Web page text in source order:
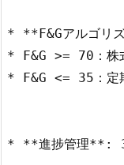
* **F&Gアルゴリ
* F&G >= 70：株
* F&G <= 35：定
* **進捗管理**: 3